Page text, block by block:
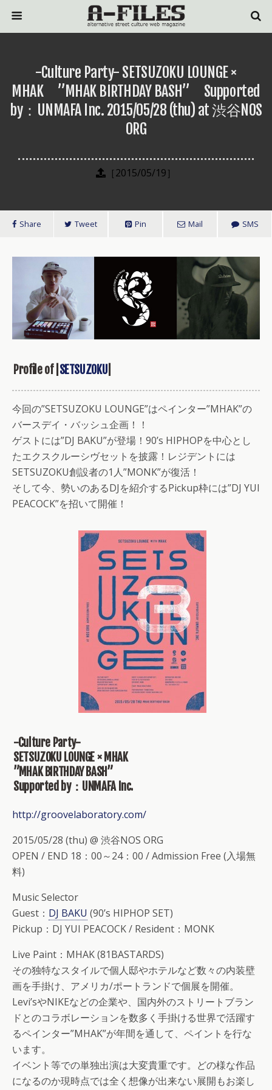
-Culture Party- SETSUZOKU LOUNGE ×
MHAK ”MHAK BIRTHDAY BASH” Supported
by：UNMAFA Inc. 2015/05/28 (thu) at 渋谷NOS
ORG
［2015/05/19］
Share Tweet Pin Mail SMS
Profile of | SETSUZOKU
今回の”SETSUZOKU LOUNGE”はペインター”MHAK”の
バースデイ・バッシュ企画！！
ゲストには”DJ BAKU”が登場！90’s HIPHOPを中心とし
たエクスクルーシヴセットを披露！レジデントには
SETSUZOKU創設者の1人”MONK”が復活！
そして今、勢いのあるDJを紹介するPickup枠には”DJ YUI
PEACOCK”を招いて開催！
-Culture Party-
SETSUZOKU LOUNGE × MHAK
”MHAK BIRTHDAY BASH”
Supported by：UNMAFA Inc.
http://groovelaboratory.com/
2015/05/28 (thu) @ 渋谷NOS ORG
OPEN / END 18：00～24：00 / Admission Free (入場無
料)
Music Selector
Guest： DJ BAKU (90’s HIPHOP SET)
Pickup：DJ YUI PEACOCK / Resident：MONK
Live Paint：MHAK (81BASTARDS)
その独特なスタイルで個人邸やホテルなど数々の内装壁
画を手掛け、アメリカ/ポートランドで個展を開催。
Levi’sやNIKEなどの企業や、国内外のストリートブラン
ドとのコラボレーションを数多く手掛ける世界で活躍す
るペインター”MHAK”が年間を通して、ペイントを行な
います。
イベント等での単独出演は大変貴重です。どの様な作品
になるのか現時点では全く想像が出来ない展開もお楽し